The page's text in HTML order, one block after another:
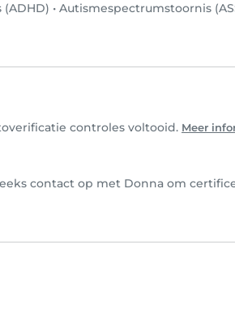
• Autismespectrumstoornis
controles voltooid. Meer
contact op met Donna om